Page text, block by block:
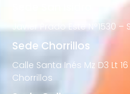
Javier Prado Este N°1530 –
Sede Chorrillos
Calle Santa Inés Mz D3 Lt
Chorrillos